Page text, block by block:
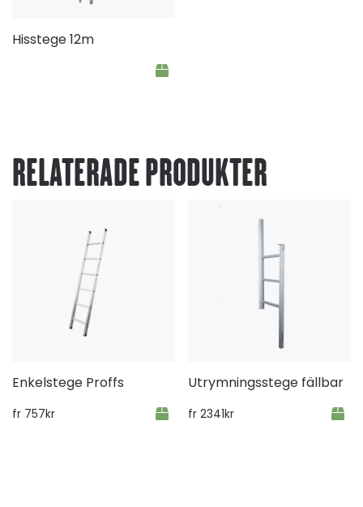
Hisstege 12m
RELATERADE PRODUKTER
Enkelstege Proffs
fr 757kr
Utrymningsstege fällbar
fr2341kr